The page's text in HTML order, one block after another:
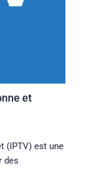
et
(IPTV) est une
des